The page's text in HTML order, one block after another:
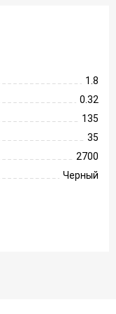
1.8
0.32
135
35
2700
Черный